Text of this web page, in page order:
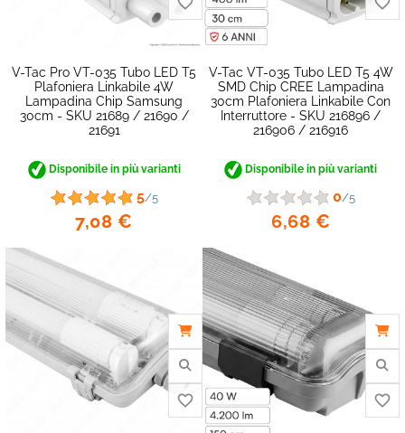
favorite_border
V-Tac Pro VT-035 Tubo LED T5
Plafoniera Linkabile 4W
Lampadina Chip Samsung
30cm - SKU 21689 / 21690 /
21691
Disponibile in più varianti
5/5
7,08 €
V-Tac VT-035 Tubo LED T5 4W
SMD Chip CREE Lampadina
30cm Plafoniera Linkabile Con
Interruttore - SKU 216896 /
216906 / 216916
Disponibile in più varianti
0/5
6,68 €